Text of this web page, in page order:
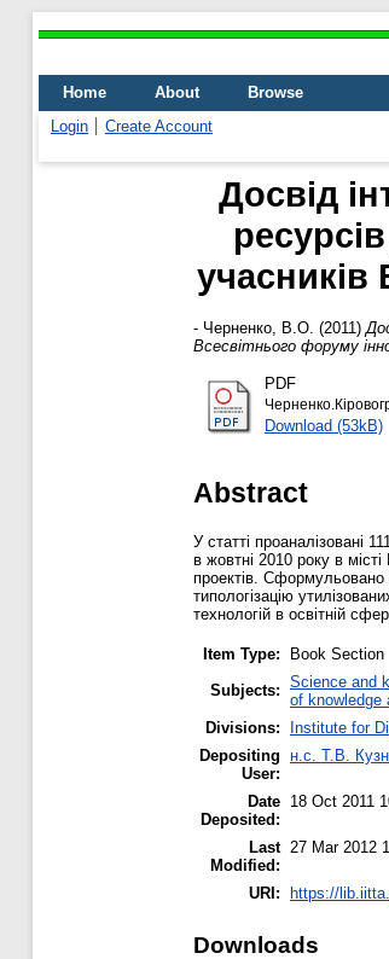
Home About
Browse
Login
Create Account
Досвід
учасників
- Черненко, В.О. (2011)
Всесвітнього форуму
PDF
Download (53kB)
Abstract
У статті проаналізовані
в жовтні 2010 року в
проектів. Сформульовано
типологізацію
технологій в освітній
Item Type:
Book Section
Subjects: Science and
of knowledge
Divisions:
Institute for
Depositing
User:
н.с. Т.В.
Date
Deposited:
18 Oct 2011
Last
Modified:
27 Mar 2012
URI: https://
Downloads